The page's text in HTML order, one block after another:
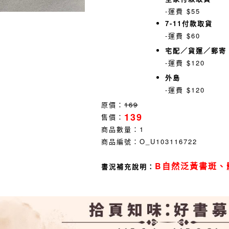
-運費 $55
7-11付款取貨
-運費 $60
宅配／貨運／郵寄
-運費 $120
外島
-運費 $120
原價： 169
售價： 139
商品數量： 1
商品編號： O_U103116722
書況補充說明： B自然泛黃書斑、